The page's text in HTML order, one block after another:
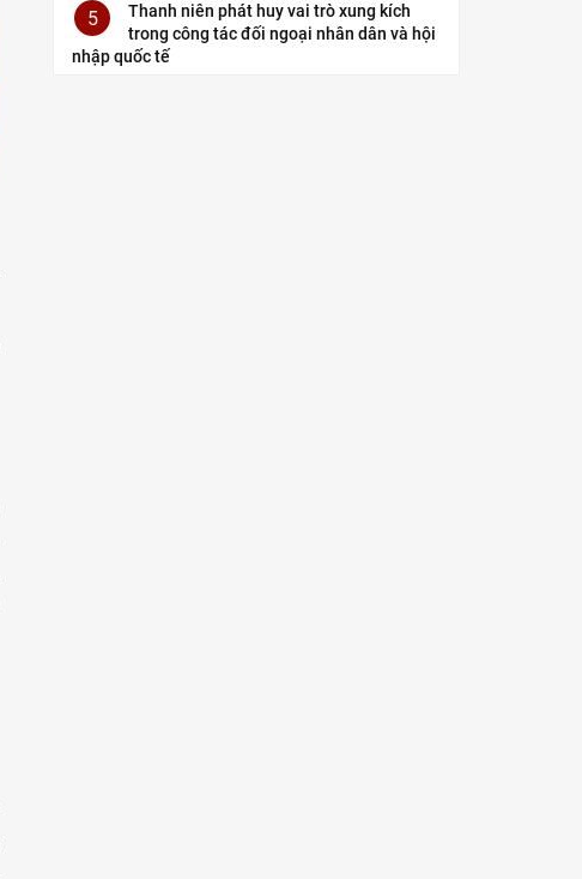
5
Thanh niên phát huy vai trò xung kích
trong công tác đối ngoại nhân dân và hội
nhập quốc tế